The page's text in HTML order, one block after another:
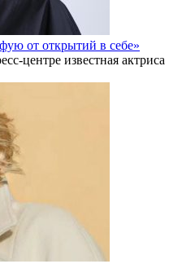
от открытий в себе»
центре известная актриса